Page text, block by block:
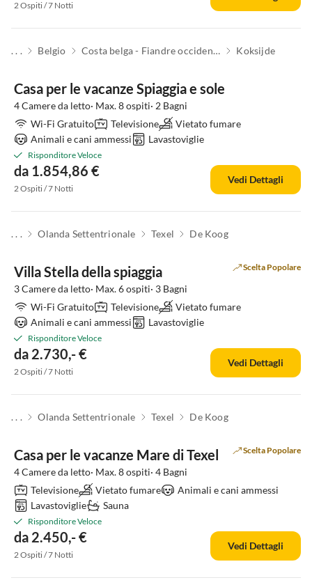
2 Ospiti / 7 Notti
. . . Belgio Costa belga - Fiandre occidentali Koksijde
Casa per le vacanze Spiaggia e sole
4 Camere da letto· Max. 8 ospiti· 2 Bagni
Wi-Fi Gratuito
Televisione
Vietato fumare
Animali e cani ammessi
Lavastoviglie
Risponditore Veloce
da 1.854,86 €
2 Ospiti / 7 Notti
Vedi Dettagli
. . . Olanda Settentrionale Texel De Koog
Villa Stella della spiaggia Scelta Popolare
3 Camere da letto· Max. 6 ospiti· 3 Bagni
Wi-Fi Gratuito
Televisione
Vietato fumare
Animali e cani ammessi
Lavastoviglie
Risponditore Veloce
da 2.730,- €
2 Ospiti / 7 Notti
Vedi Dettagli
. . . Olanda Settentrionale Texel De Koog
Casa per le vacanze Mare di Texel Scelta Popolare
4 Camere da letto· Max. 8 ospiti· 4 Bagni
Televisione
Vietato fumare
Animali e cani ammessi
Lavastoviglie
Sauna
Risponditore Veloce
da 2.450,- €
2 Ospiti / 7 Notti
Vedi Dettagli